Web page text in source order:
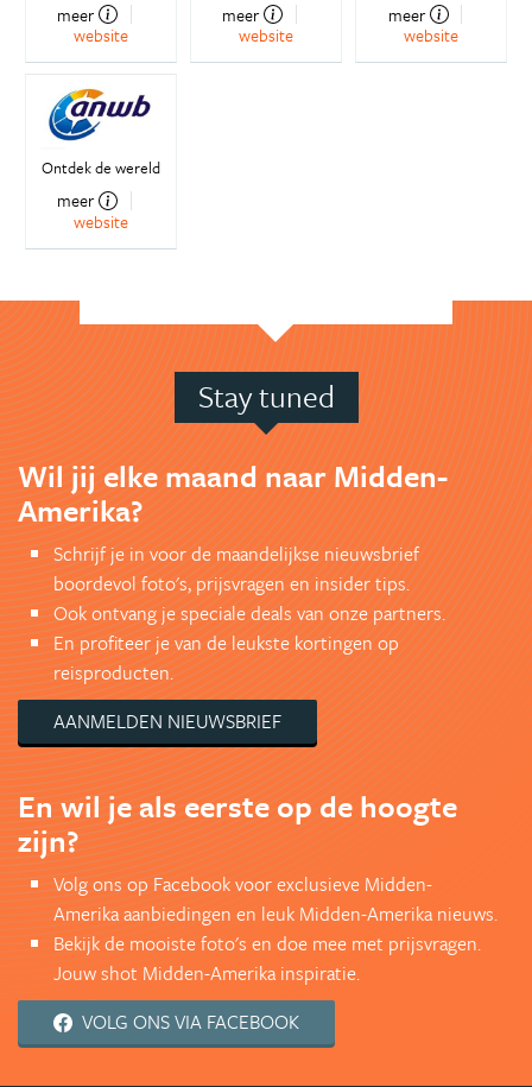
meer
website
meer
website
meer
website
Ontdek de wereld
meer
website
Stay tuned
Wil jij elke maand naar Midden-
Amerika?
Schrijf je in voor de maandelijkse nieuwsbrief
boordevol foto's, prijsvragen en insider tips.
Ook ontvang je speciale deals van onze partners.
En profiteer je van de leukste kortingen op
reisproducten.
AANMELDEN NIEUWSBRIEF
En wil je als eerste op de hoogte
zijn?
Volg ons op Facebook voor exclusieve Midden-
Amerika aanbiedingen en leuk Midden-Amerika nieuws.
Bekijk de mooiste foto's en doe mee met prijsvragen.
Jouw shot Midden-Amerika inspiratie.
VOLG ONS VIA FACEBOOK